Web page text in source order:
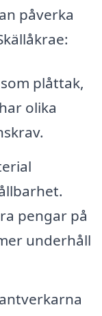
påverka
plåttak,
olika
pengar på
underhåll